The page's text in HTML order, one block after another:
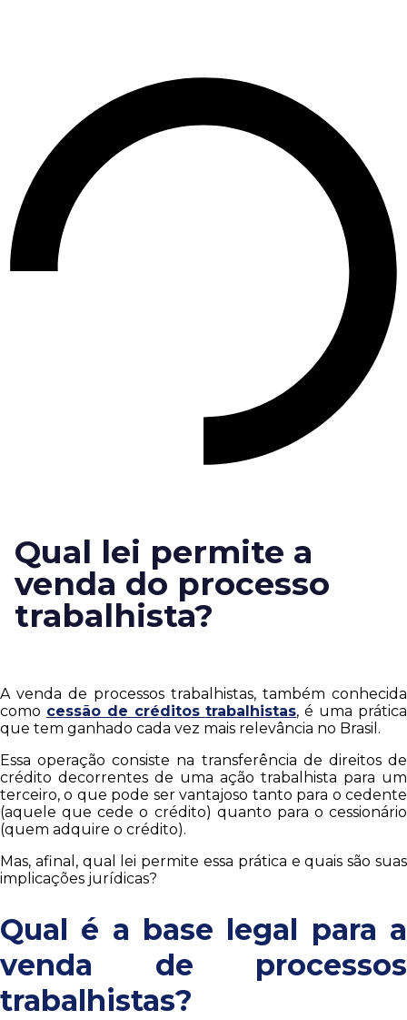
Qual lei permite a
venda do processo
trabalhista?
A venda de processos trabalhistas, também conhecida
como cessão de créditos trabalhistas, é uma prática
que tem ganhado cada vez mais relevância no Brasil.
Essa operação consiste na transferência de direitos de
crédito decorrentes de uma ação trabalhista para um
terceiro, o que pode ser vantajoso tanto para o cedente
(aquele que cede o crédito) quanto para o cessionário
(quem adquire o crédito).
Mas, afinal, qual lei permite essa prática e quais são suas
implicações jurídicas?
Qual é a base legal para a
venda de processos
trabalhistas?